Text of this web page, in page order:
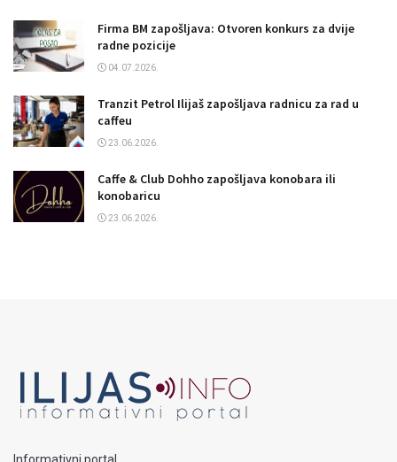
Firma BM zapošljava: Otvoren konkurs za dvije
radne pozicije
04.07.2026.
Tranzit Petrol Ilijaš zapošljava radnicu za rad u
caffeu
23.06.2026.
Caffe & Club Dohho zapošljava konobara ili
konobaricu
23.06.2026.